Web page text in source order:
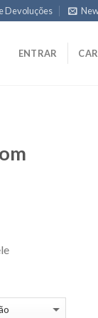
Devoluções
ENTRAR